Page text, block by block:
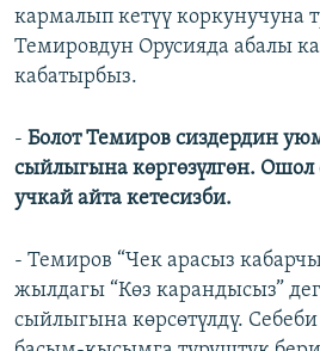
кармалып кетүү коркунучуна
Темировдун Орусияда абалы
кабатырбыз.
- Болот Темиров сиздердин
сыйлыгына көргөзүлгөн. Ошол
учкай айта кетесизби.
- Темиров “Чек арасыз
жылдагы “Көз карандысыз”
сыйлыгына көрсөтүлдү.